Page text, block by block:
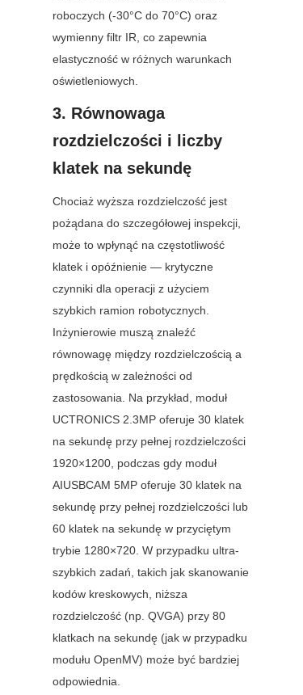
roboczych (-30°C do 70°C) oraz
wymienny filtr IR, co zapewnia
elastyczność w różnych warunkach
oświetleniowych.
3. Równowaga
rozdzielczości i liczby
klatek na sekundę
Chociaż wyższa rozdzielczość jest
pożądana do szczegółowej inspekcji,
może to wpłynąć na częstotliwość
klatek i opóźnienie — krytyczne
czynniki dla operacji z użyciem
szybkich ramion robotycznych.
Inżynierowie muszą znaleźć
równowagę między rozdzielczością a
prędkością w zależności od
zastosowania. Na przykład, moduł
UCTRONICS 2.3MP oferuje 30 klatek
na sekundę przy pełnej rozdzielczości
1920×1200, podczas gdy moduł
AIUSBCAM 5MP oferuje 30 klatek na
sekundę przy pełnej rozdzielczości lub
60 klatek na sekundę w przyciętym
trybie 1280×720. W przypadku ultra-
szybkich zadań, takich jak skanowanie
kodów kreskowych, niższa
rozdzielczość (np. QVGA) przy 80
klatkach na sekundę (jak w przypadku
modułu OpenMV) może być bardziej
odpowiednia.